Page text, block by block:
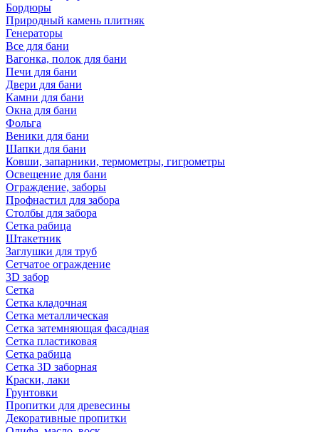
Бордюры
Природный камень плитняк
Генераторы
Все для бани
Вагонка, полок для бани
Печи для бани
Двери для бани
Камни для бани
Окна для бани
Фольга
Веники для бани
Шапки для бани
Ковши, запарники, термометры, гигрометры
Освещение для бани
Ограждение, заборы
Профнастил для забора
Столбы для забора
Сетка рабица
Штакетник
Заглушки для труб
Сетчатое ограждение
3D забор
Сетка
Сетка кладочная
Сетка металлическая
Сетка затемняющая фасадная
Сетка пластиковая
Сетка рабица
Сетка 3D заборная
Краски, лаки
Грунтовки
Пропитки для древесины
Декоративные пропитки